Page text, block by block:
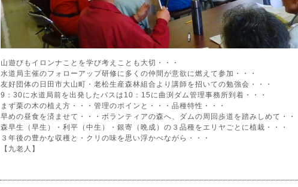
山遊びもイロンナことを学び考えことも大切・・・
水道局主催のフォローアップ研修に多くの仲間が意欲に燃えて参加・・・
友好団体の日田市大山町・老松生産森林組合より講師を招いての勉強会・・・
9：30に水道局前を出発したバスは10：15に曲渕ダム管理事務所到着・・・
まず栗の木の植え方・・・管理のポインと・・・品種特性・・・
早めの昼食を済ませて・・・ボランティアの森へ、ダムの周回歩道を踏みしめて・・
森早生（早生）・利平（中生）・銀寄（晩成）の３品種をエリヤごとに植栽・・・
３年後の豊かな収穫と・クリの味を思い浮かべながら・・・
【九老人】